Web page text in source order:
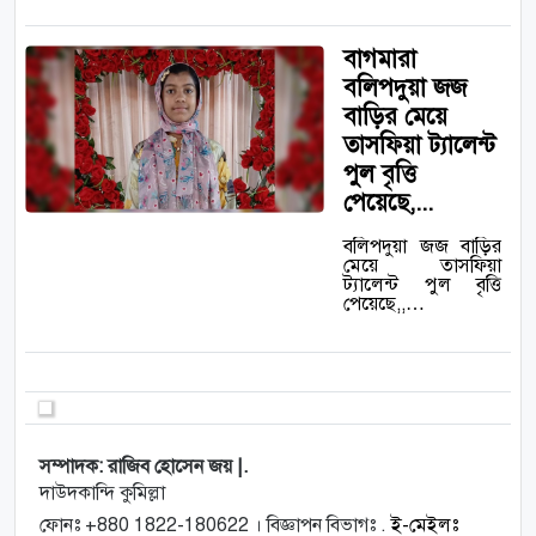
বাগমারা
বলিপদুয়া জজ
বাড়ির মেয়ে
তাসফিয়া ট্যালেন্ট
পুল বৃত্তি
পেয়েছে,...
বলিপদুয়া জজ বাড়ির
মেয়ে তাসফিয়া
ট্যালেন্ট পুল বৃত্তি
পেয়েছে,,…
সম্পাদক: রাজিব হোসেন জয় |.
দাউদকান্দি কুমিল্লা
ফোনঃ +880 1822-180622 । বিজ্ঞাপন বিভাগঃ .ই-মেইলঃ